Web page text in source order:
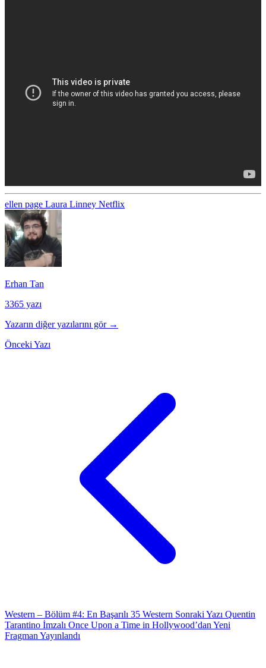
ellen page Laura Linney Netflix
Erhan Tan
3365 yazı
Yazarın diğer yazılarını gör →
Önceki Yazı
Western – Bölüm #4: En Başarılı 35 Western Sonraki Yazı Quentin
Tarantino İmzalı Once Upon a Time in Hollywood’dan Yeni
Fragman Yayınlandı